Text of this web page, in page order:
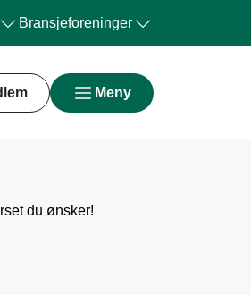
Bransjeforeninger
Meny
du ønsker!